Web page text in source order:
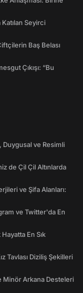
Katılan Seyirci
Baş Belası
Çıkışı: “Bu
Duygusal ve Resimli
de Çil Çil Altınlarda
ve Şifa Alanları:
ve Twitter'da En
En Sık
Tavlası Diziliş Şekilleri
Minör Arkana Desteleri